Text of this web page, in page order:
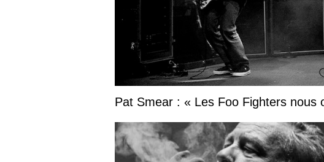
Pat Smear : « Les Foo Fighters nous